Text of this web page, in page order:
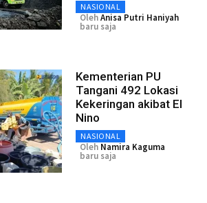
NASIONAL
OlehAnisa Putri Haniyah
baru saja
Kementerian PU
Tangani 492 Lokasi
Kekeringan akibat El
Nino
NASIONAL
Oleh Namira Kaguma
baru saja